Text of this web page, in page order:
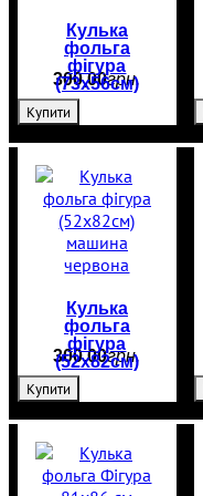
Кулька
фольга
фігура
(73х56см)
Авокадо
300,00грн.
Купити
Кулька
фольга
фігура
(52х82см)
машина
червона
300,00грн.
Купити